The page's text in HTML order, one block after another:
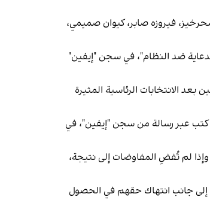
فيروزه صابر، كيوان صميمي،
المرشد" و"الدعاية ضد النظام"، في سجن "إيفين"
بعد الانتخابات الرئاسية المثيرة
إذ كتب عبر رسالة من سجن "إيفين"، في
وإذا لم تُفضِ المفاوضات إلى نتيجة،
إلى جانب انتهاك حقهم في الحصول